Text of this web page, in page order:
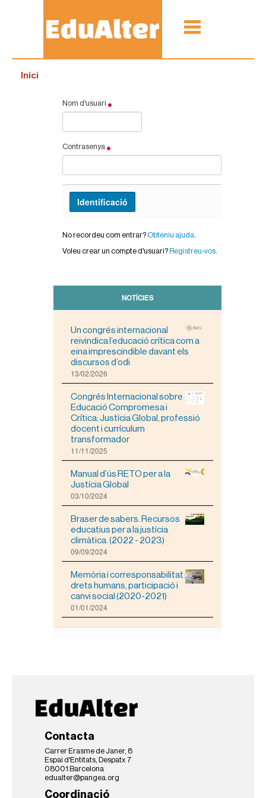
Inici
Nom d'usuari
Contrasenya
No recordeu com entrar?Obteniu ajuda
Voleu crear un compte d'usuari?Registreu-vos
NOTÍCIES
Un congrés internacional
reivindica l’educació crítica com a
eina imprescindible davant els
discursos d’odi
13/02/2026
Congrés Internacional sobre
Educació Compromesa i
Crítica: Justícia Global, professió
docent i currículum
transformador
11/11/2025
Manual d’ús RETO per a la
Justícia Global
03/10/2024
Braser de sabers. Recursos
educatius per a la justícia
climàtica. (2022 - 2023)
09/09/2024
Memòria i corresponsabilitat:
drets humans, participació i
canvi social (2020-2021)
01/01/2024
Contacta
Carrer Erasme de Janer, 8
Espai d'Entitats, Despatx 7
08001 Barcelona
edualter@pangea.org
Coordinació